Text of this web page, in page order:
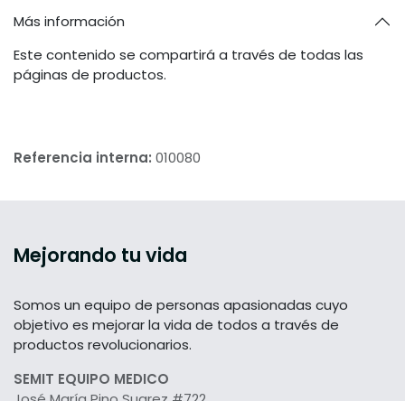
Más información
Este contenido se compartirá a través de todas las
páginas de productos.
Referencia interna: 010080
Mejorando tu vida
Somos un equipo de personas apasionadas cuyo
objetivo es mejorar la vida de todos a través de
productos revolucionarios.
SEMIT EQUIPO MEDICO